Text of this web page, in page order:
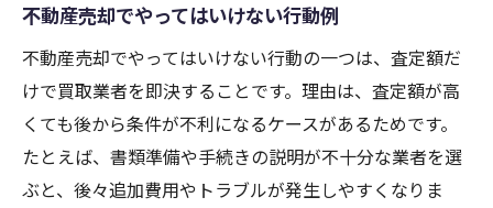
不動産売却でやってはいけない行動例
不動産売却でやってはいけない行動の一つは、査定額だ
けで買取業者を即決することです。理由は、査定額が高
くても後から条件が不利になるケースがあるためです。
たとえば、書類準備や手続きの説明が不十分な業者を選
ぶと、後々追加費用やトラブルが発生しやすくなりま